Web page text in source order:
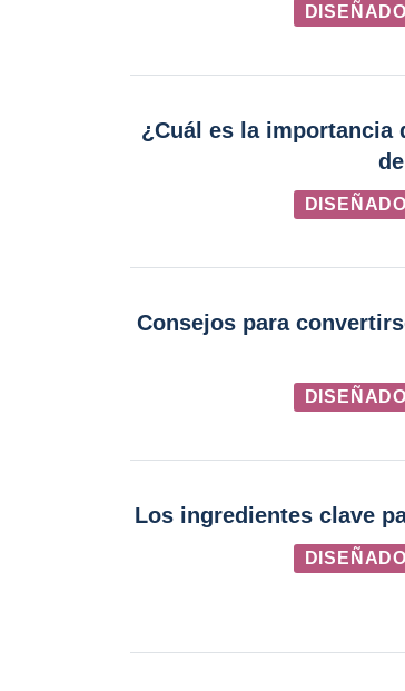
¿Cuál es la importancia
Consejos para
Los ingredientes clave